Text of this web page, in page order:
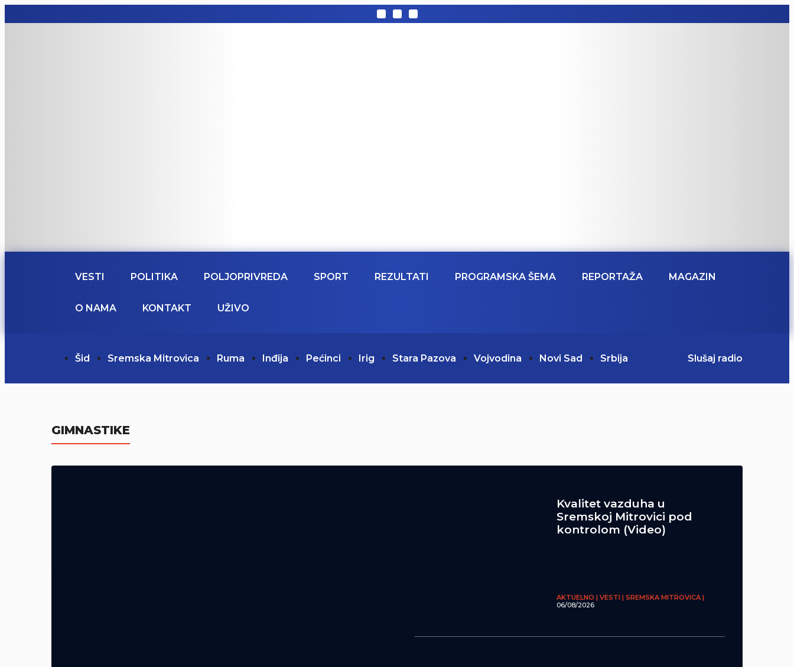
VESTI POLITIKA POLJOPRIVREDA SPORT REZULTATI PROGRAMSKA ŠEMA REPORTAŽA MAGAZIN
O NAMA KONTAKT UŽIVO
Šid Sremska Mitrovica Ruma Inđija Pećinci Irig Stara Pazova Vojvodina Novi Sad Srbija Slušaj radio
GIMNASTIKE
Kvalitet vazduha u
Sremskoj Mitrovici pod
kontrolom (Video)
AKTUELNO | VESTI | SREMSKA MITROVICA |
06/08/2026